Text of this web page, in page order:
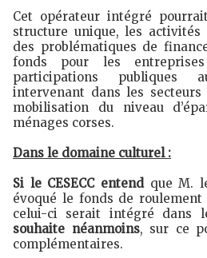
Cet opérateur intégré
structure unique, les activités
des problématiques de
fonds pour les
participations publiques
intervenant dans les
mobilisation du niveau
ménages corses.
Dans le domaine culturel :
Si le CESECC entendque M.
évoqué le fonds de
celui-ci serait intégré dans
souhaite néanmoins, sur ce
complémentaires.